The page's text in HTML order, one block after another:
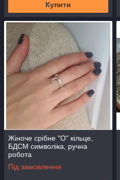
Купити
Жіноче срібне "О" кільце,
БДСМ символіка, ручна
робота
Під замовлення